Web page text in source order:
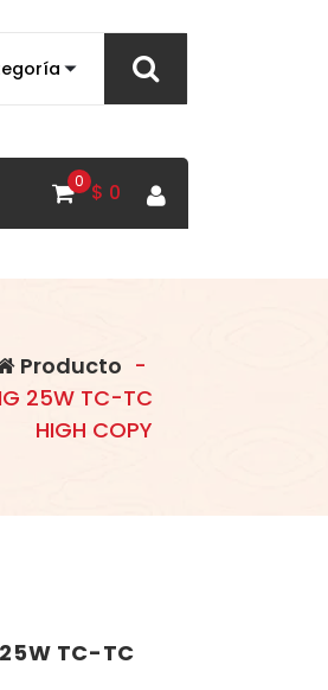
0 $ 0
Producto -
25W TC-TC
HIGH COPY
25W TC-TC